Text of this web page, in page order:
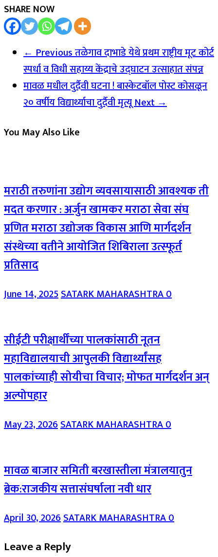
SHARE NOW
← Previousतळेगाव दाभाडे येथे प्रथम राष्ट्रीय मूट कोर्ट
स्पर्धा व विधी सहाय्य केंद्राचे उद्घाटन उत्साहात संपन्न
मावळ मधील दुर्दैवी घटना ! बास्केटबॉल पोस्ट कोसळून
२० वर्षीय विद्यार्थ्याचा दुर्दैवी मृत्यूNext →
You May Also Like
मराठी तरुणांना उद्योग व्यवसायासाठी आवश्यक ती
मदत करणार : अर्जुन खामकर मराठा सेवा संघ
प्रणित मराठा उद्योजक विकास आणि मार्गदर्शन
संस्थेच्या वतीने आयोजित शिबिराला उत्स्फूर्त
प्रतिसाद
June 14, 2025SATARK MAHARASHTRA0
सीईटी परीक्षार्थींच्या पालकांसाठी नूतन
महाविद्यालयाची आपुलकी विद्यार्थ्यांसह
पालकांच्याही सोयीचा विचार; मोफत मार्गदर्शन अन्
अल्पोपहार
May 23, 2026SATARK MAHARASHTRA0
मावळ बाजार समिती बरखास्तीला मंत्रालयातुन
ब्रेक:राजकीय सत्तासंघर्षाला नवी धार
April 30, 2026SATARK MAHARASHTRA0
Leave a Reply